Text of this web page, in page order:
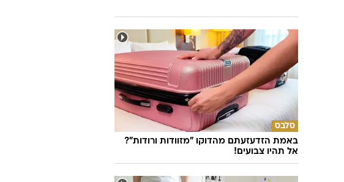
סלבס
באמת הזדעזעתם מהדוקו "מזוודות ורודות"?
אל תהיו צבועים!